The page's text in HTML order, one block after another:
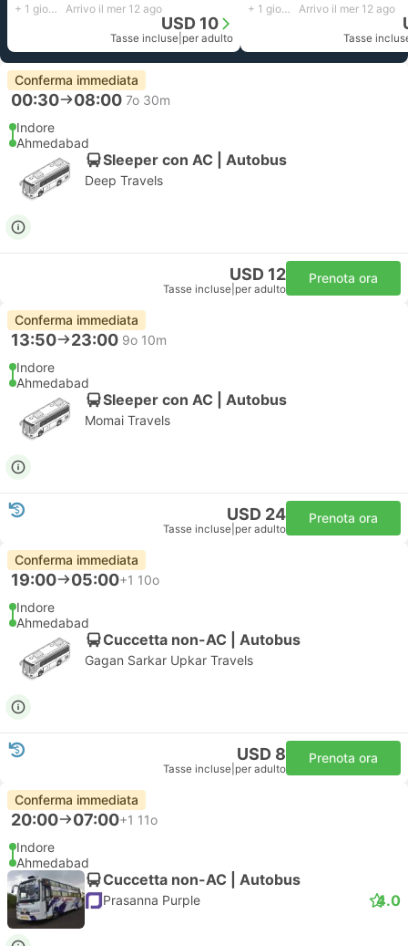
+ 1 giorno Arrivo il mer 12 ago
USD 10
Tasse incluse per adulto
+ 1 giorno Arrivo il mer 12 ago
Tasse
Conferma immediata
00:30 08:00 7o 30m
Indore
Ahmedabad
Sleeper con AC | Autobus
Deep Travels
USD 12
Tasse incluse per adulto
Prenota ora
Conferma immediata
13:50 23:00 9o 10m
Indore
Ahmedabad
Sleeper con AC | Autobus
Momai Travels
USD 24
Tasse incluse per adulto
Prenota ora
Conferma immediata
19:00 05:00+1 10o
Indore
Ahmedabad
Cuccetta non-AC | Autobus
Gagan Sarkar Upkar Travels
USD 8
Tasse incluse per adulto
Prenota ora
Conferma immediata
20:00 07:00+1 11o
Indore
Ahmedabad
Cuccetta non-AC | Autobus
Prasanna Purple 4.0